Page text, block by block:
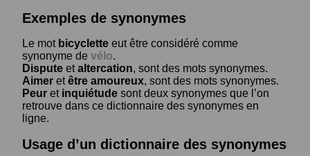
Exemples de synonymes
Le mot bicyclette eut être considéré comme
synonyme de vélo.
Dispute etaltercation, sont des mots synonymes.
Aimer etêtre amoureux, sont des mots synonymes.
Peur et inquiétude sont deux synonymes que l’on
retrouve dans ce dictionnaire des synonymes en
ligne.
Usage d’un dictionnaire des synonymes